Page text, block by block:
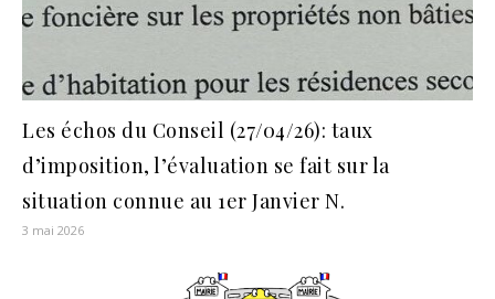
Les échos du Conseil (27/04/26): taux
d’imposition, l’évaluation se fait sur la
situation connue au 1er Janvier N.
3 mai 2026